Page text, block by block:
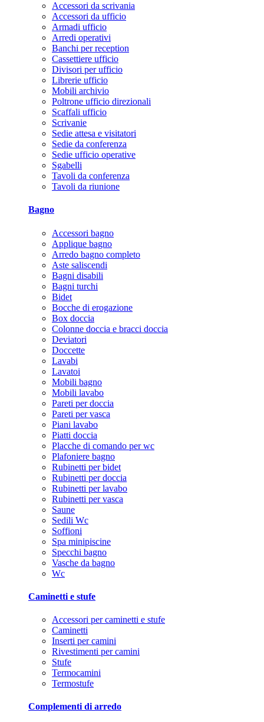
Accessori da scrivania
Accessori da ufficio
Armadi ufficio
Arredi operativi
Banchi per reception
Cassettiere ufficio
Divisori per ufficio
Librerie ufficio
Mobili archivio
Poltrone ufficio direzionali
Scaffali ufficio
Scrivanie
Sedie attesa e visitatori
Sedie da conferenza
Sedie ufficio operative
Sgabelli
Tavoli da conferenza
Tavoli da riunione
Bagno
Accessori bagno
Applique bagno
Arredo bagno completo
Aste saliscendi
Bagni disabili
Bagni turchi
Bidet
Bocche di erogazione
Box doccia
Colonne doccia e bracci doccia
Deviatori
Doccette
Lavabi
Lavatoi
Mobili bagno
Mobili lavabo
Pareti per doccia
Pareti per vasca
Piani lavabo
Piatti doccia
Placche di comando per wc
Plafoniere bagno
Rubinetti per bidet
Rubinetti per doccia
Rubinetti per lavabo
Rubinetti per vasca
Saune
Sedili Wc
Soffioni
Spa minipiscine
Specchi bagno
Vasche da bagno
Wc
Caminetti e stufe
Accessori per caminetti e stufe
Caminetti
Inserti per camini
Rivestimenti per camini
Stufe
Termocamini
Termostufe
Complementi di arredo